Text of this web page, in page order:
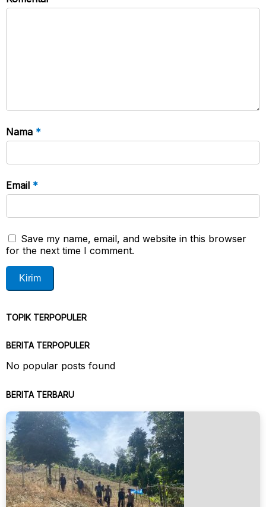
Nama *
Email *
Save my name, email, and website in this browser
for the next time I comment.
TOPIK TERPOPULER
BERITA TERPOPULER
No popular posts found
BERITA TERBARU